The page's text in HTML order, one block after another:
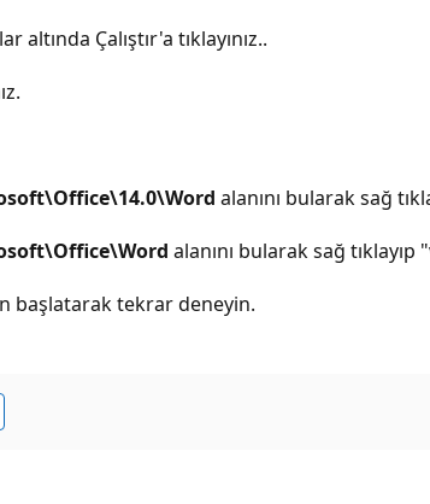
Çalıştır'a tıklayınız..
alanını bularak sağ
alanını bularak sağ
başlatarak tekrar deneyin.